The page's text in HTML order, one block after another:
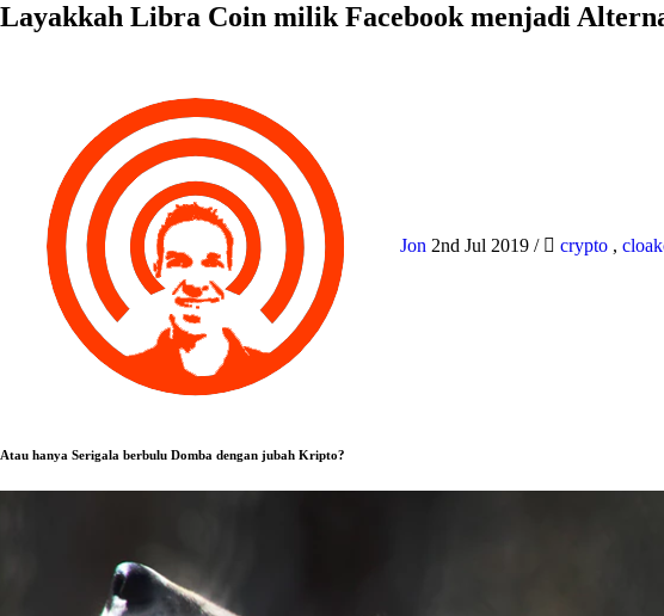
Layakkah Libra Coin milik Facebook menjadi
Jon 2nd Jul 2019 / crypto ,
Atau hanya Serigala berbulu Domba dengan jubah Kripto?